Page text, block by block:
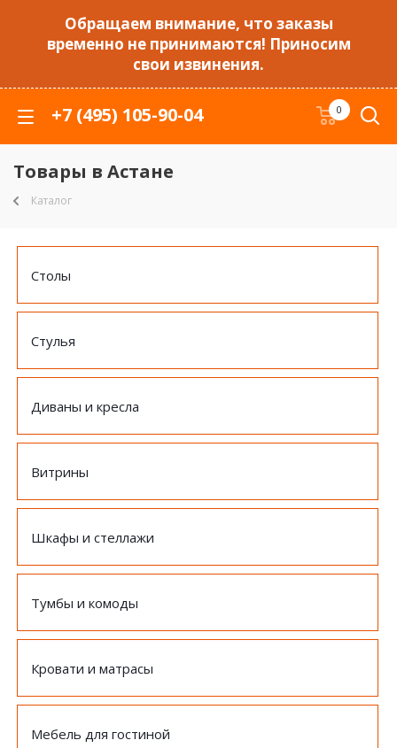
Обращаем внимание, что заказы
временно не принимаются! Приносим
свои извинения.
+7 (495) 105-90-04 0
Товары в Астане
Каталог
Столы
Стулья
Диваны и кресла
Витрины
Шкафы и стеллажи
Тумбы и комоды
Кровати и матрасы
Мебель для гостиной